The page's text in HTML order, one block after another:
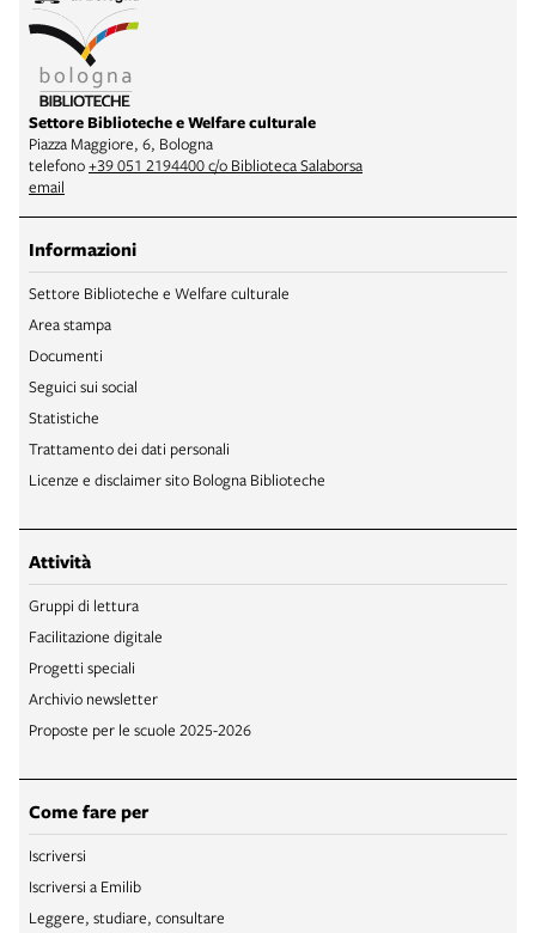
Settore Biblioteche e Welfare culturale
Piazza Maggiore, 6, Bologna
telefono+39 051 2194400 c/o Biblioteca Salaborsa
email
Informazioni
Settore Biblioteche e Welfare culturale
Area stampa
Documenti
Seguici sui social
Statistiche
Trattamento dei dati personali
Licenze e disclaimer sito Bologna Biblioteche
Attività
Gruppi di lettura
Facilitazione digitale
Progetti speciali
Archivio newsletter
Proposte per le scuole 2025-2026
Come fare per
Iscriversi
Iscriversi a Emilib
Leggere, studiare, consultare